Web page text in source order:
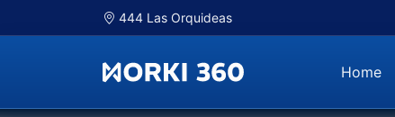
444 Las Orquideas
Home